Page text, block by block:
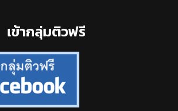
เข้ากลุ่มติวฟรี